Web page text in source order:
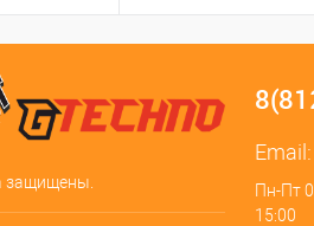
защищены.
Email:
Пн-Пт
15:00